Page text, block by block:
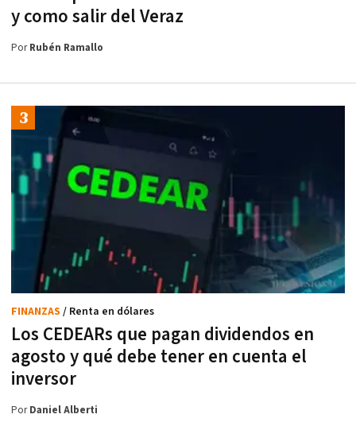
y como salir del Veraz
PorRubén Ramallo
Los CEDEARs que pagan dividendos en
agosto y qué debe tener en cuenta el
inversor
FINANZAS / Renta en dólares
PorDaniel Alberti